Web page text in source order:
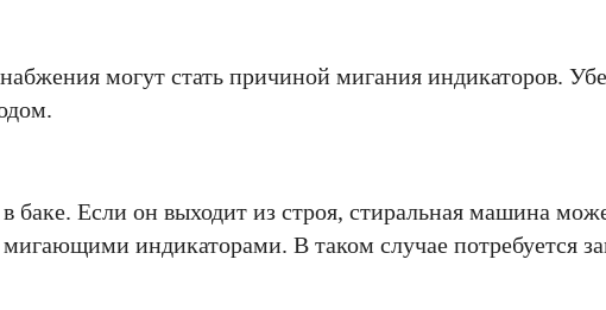
могут стать причиной мигания индикаторов.
баке. Если он выходит из строя, стиральная машина
индикаторами. В таком случае потребуется